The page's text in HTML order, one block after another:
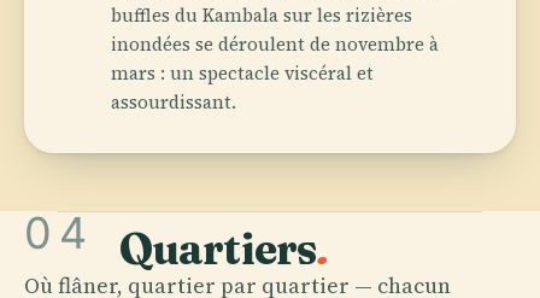
buffles du Kambala sur les rizières
inondées se déroulent de novembre à
mars : un spectacle viscéral et
assourdissant.
04 Quartiers.
Où flâner, quartier par quartier — chacun